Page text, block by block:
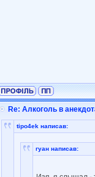
Re: Алкоголь в
tipo4ek написав:
гуан написав: